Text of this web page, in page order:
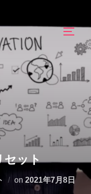
セット
on 投
2021年7月8日